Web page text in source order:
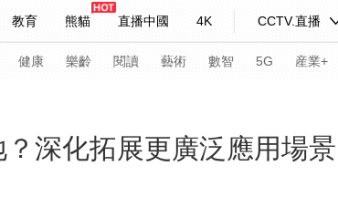
教育 熊貓 直播中國 4K CCTV.直播
解讀 天天學習
央視影音
健康 樂齡 閱讀 藝術 數智 5G 産業+
深化拓展更廣泛應用場景